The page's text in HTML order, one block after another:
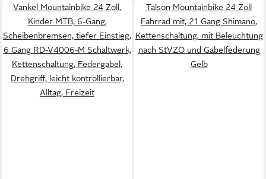
Vankel Mountainbike 24 Zoll,
Kinder MTB, 6-Gang,
Scheibenbremsen, tiefer Einstieg,
6 Gang RD-V4006-M Schaltwerk,
Kettenschaltung, Federgabel,
Drehgriff, leicht kontrollierbar,
Alltag, Freizeit
Talson Mountainbike 24 Zoll
Fahrrad mit, 21 Gang Shimano,
Kettenschaltung, mit Beleuchtung
nach StVZO und Gabelfederung
Gelb